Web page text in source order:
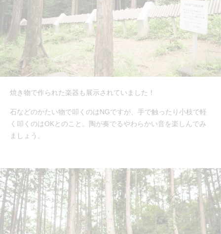
焼き物で作られた楽器も展示されていました！
石などのかたい物で叩くのはNGですが、手で触ったり小枝で軽
く叩くのはOKとのこと。陶が奏でるやわらかい音を楽しんでみ
ましょう。